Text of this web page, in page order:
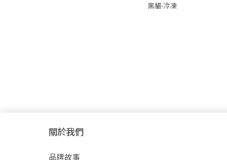
黑貓-冷凍
關於我們
品牌故事